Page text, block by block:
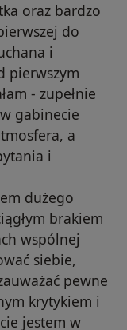
oraz bardzo
do
i
pierwszym
- zupełnie
gabinecie
a
i
dużego
brakiem
wspólnej
siebie,
pewne
krytykiem i
jestem w